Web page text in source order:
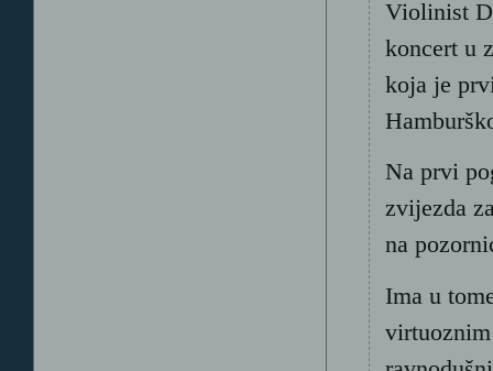
Violinist
koncert u
koja je
Na prvi
zvijezda
na
Ima u